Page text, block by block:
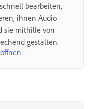
bearbeiten,
ihnen Audio
sie mithilfe von
gestalten.